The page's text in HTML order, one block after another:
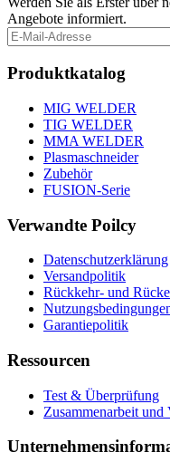
Angebote informiert.
Produktkatalog
MIG WELDER
TIG WELDER
MMA WELDER
Plasmaschneider
Zubehör
FUSION-Serie
Verwandte Poilcy
Datenschutzerklärung
Versandpolitik
Rückkehr- und
Garantiepolitik
Ressourcen
Test & Überprüfung
Zusammenarbeit und